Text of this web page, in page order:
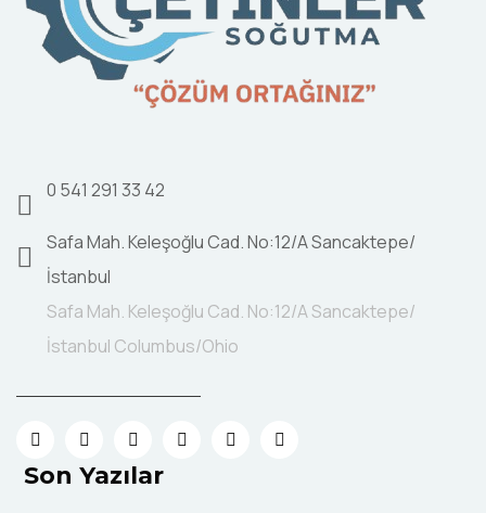
0 541 291 33 42
Safa Mah. Keleşoğlu Cad. No:12/A Sancaktepe/
İstanbul
Safa Mah. Keleşoğlu Cad. No:12/A Sancaktepe/
İstanbul Columbus/Ohio
Son Yazılar